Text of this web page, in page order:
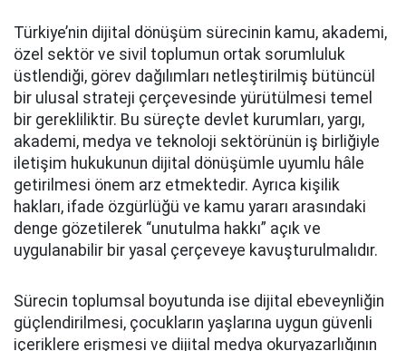
Türkiye’nin dijital dönüşüm sürecinin kamu, akademi,
özel sektör ve sivil toplumun ortak sorumluluk
üstlendiği, görev dağılımları netleştirilmiş bütüncül
bir ulusal strateji çerçevesinde yürütülmesi temel
bir gerekliliktir. Bu süreçte devlet kurumları, yargı,
akademi, medya ve teknoloji sektörünün iş birliğiyle
iletişim hukukunun dijital dönüşümle uyumlu hâle
getirilmesi önem arz etmektedir. Ayrıca kişilik
hakları, ifade özgürlüğü ve kamu yararı arasındaki
denge gözetilerek “unutulma hakkı” açık ve
uygulanabilir bir yasal çerçeveye kavuşturulmalıdır.
Sürecin toplumsal boyutunda ise dijital ebeveynliğin
güçlendirilmesi, çocukların yaşlarına uygun güvenli
içeriklere erişmesi ve dijital medya okuryazarlığının